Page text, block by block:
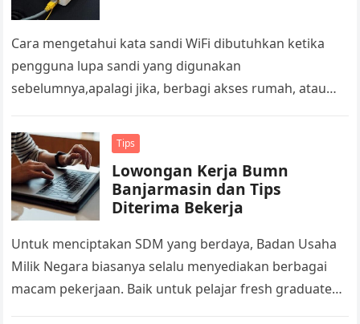
Cara mengetahui kata sandi WiFi dibutuhkan ketika
pengguna lupa sandi yang digunakan
sebelumnya,apalagi jika, berbagi akses rumah, atau
seperti itu biasanya…
Tips
Lowongan Kerja Bumn
Banjarmasin dan Tips
Diterima Bekerja
Untuk menciptakan SDM yang berdaya, Badan Usaha
Milik Negara biasanya selalu menyediakan berbagai
macam pekerjaan. Baik untuk pelajar fresh graduated